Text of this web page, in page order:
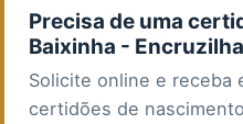
Precisa de uma
Baixinha -
Solicite online e receba
certidões de